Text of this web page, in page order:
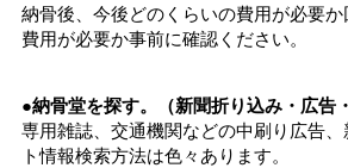
納骨後、今後どのくらいの費用が必要
費用が必要か事前に確認ください。
●納骨堂を探す。（新聞折り込み・広告
専用雑誌、交通機関などの中刷り広告
ト情報検索方法は色々あります。